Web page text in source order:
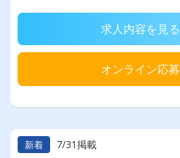
求人内容を見る
オンライン応募
新着 7/31掲載